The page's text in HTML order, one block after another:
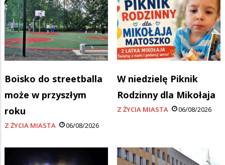
Boisko do streetballa
może w przyszłym
roku
Z ŻYCIA MIASTA 06/08/2026
W niedzielę Piknik
Rodzinny dla Mikołaja
Z ŻYCIA MIASTA 06/08/2026